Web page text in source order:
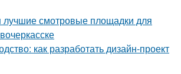
лучшие смотровые площадки для
как разработать дизайн-проект